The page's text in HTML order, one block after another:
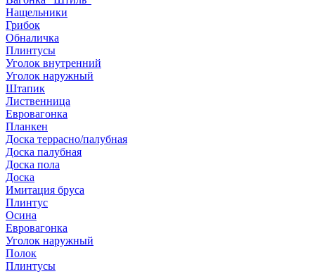
Нащельники
Грибок
Обналичка
Плинтусы
Уголок внутренний
Уголок наружный
Штапик
Лиственница
Евровагонка
Планкен
Доска террасно/палубная
Доска палубная
Доска пола
Доска
Имитация бруса
Плинтус
Осина
Евровагонка
Уголок наружный
Полок
Плинтусы